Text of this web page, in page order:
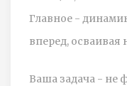
Главное -
вперед,
Ваша задача - не